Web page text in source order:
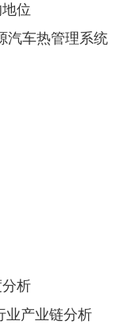
位
汽车热管理系统
析
业产业链分析